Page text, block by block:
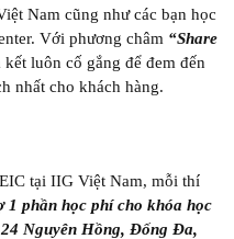
Nam cũng như các bạn học
Với phương châm “Share
luôn cố gắng để đem đến
nhất cho khách hàng.
tại IIG Việt Nam, mỗi thí
1 phần học phí cho khóa học
24 Nguyên Hồng, Đống Đa,